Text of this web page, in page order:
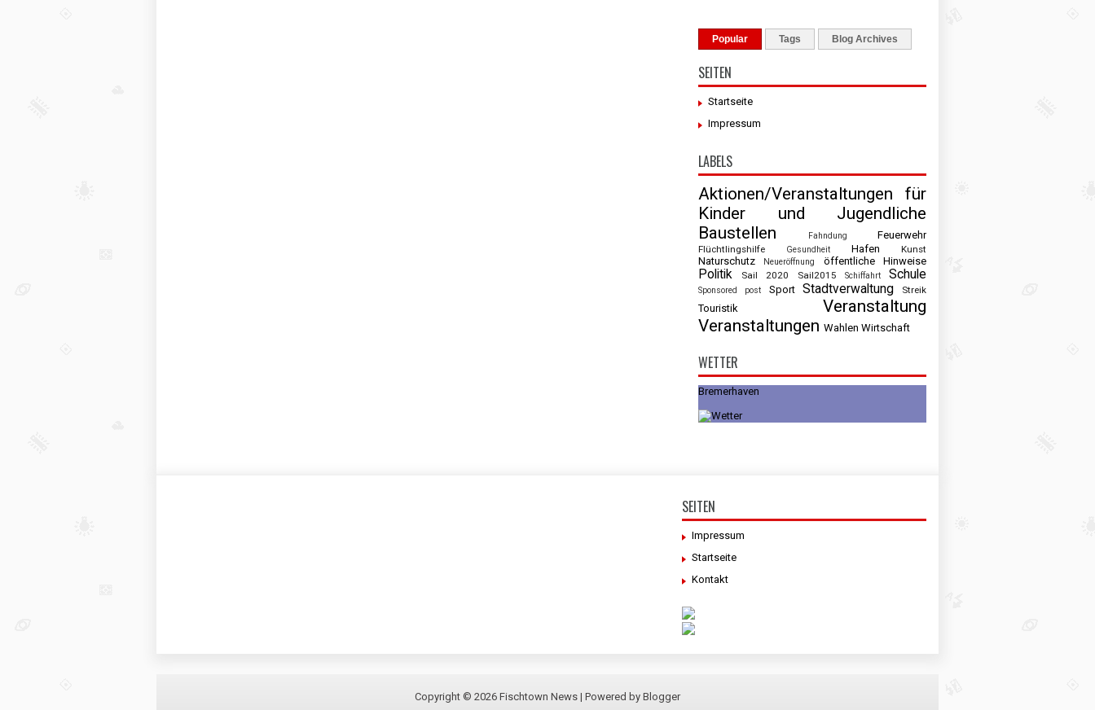
Popular Tags Blog Archives
SEITEN
Startseite
Impressum
LABELS
Aktionen/Veranstaltungen für
Kinder und Jugendliche
Baustellen
Fahndung Feuerwehr
Flüchtlingshilfe Gesundheit Hafen Kunst
Naturschutz Neueröffnung öffentliche Hinweise
Politik Sail 2020 Sail2015 Schiffahrt Schule
Sponsored post Sport Stadtverwaltung Streik
Touristik
Veranstaltung
Veranstaltungen Wahlen Wirtschaft
WETTER
Bremerhaven
SEITEN
Impressum
Startseite
Kontakt
Copyright © 2026 Fischtown News | Powered by Blogger